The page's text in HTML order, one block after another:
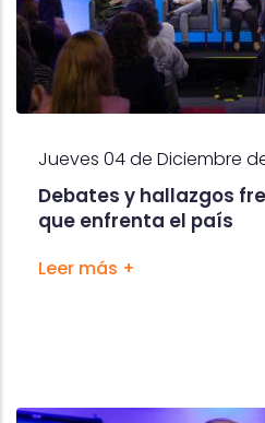
Jueves 04 de Diciembre
Debates y hallazgos
que enfrenta el país
Leer más +